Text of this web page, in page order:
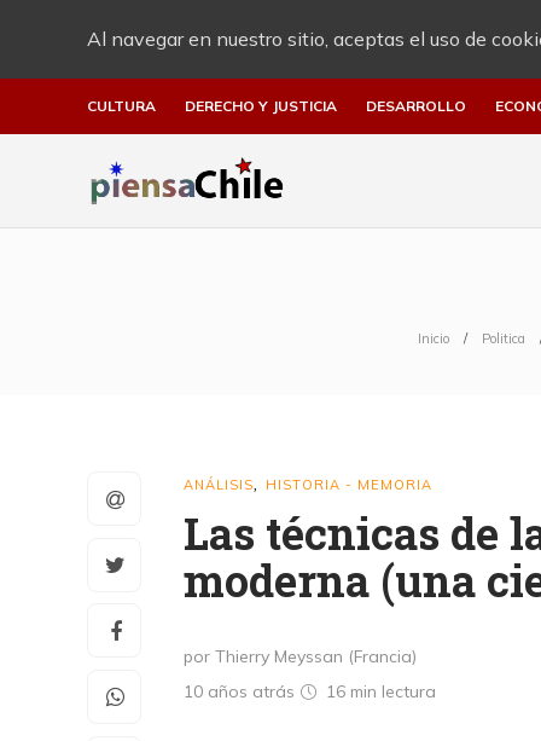
Al navegar en nuestro sitio, aceptas el uso de
CULTURA DERECHO Y JUSTICIA DESARROLLO
Inicio Politica
ANÁLISIS HISTORIA - MEMORIA
Las técnicas de
moderna (una
por Thierry Meyssan (Francia)
10 años atrás
16 min lectura